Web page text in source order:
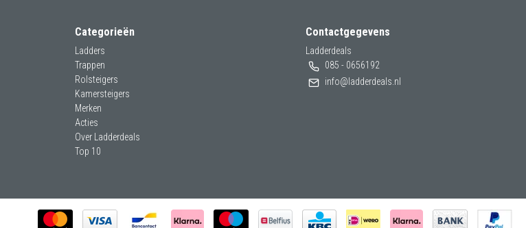
Categorieën
Ladders
Trappen
Rolsteigers
Kamersteigers
Merken
Acties
Over Ladderdeals
Top 10
Contactgegevens
Ladderdeals
085 - 0656192
info@ladderdeals.nl